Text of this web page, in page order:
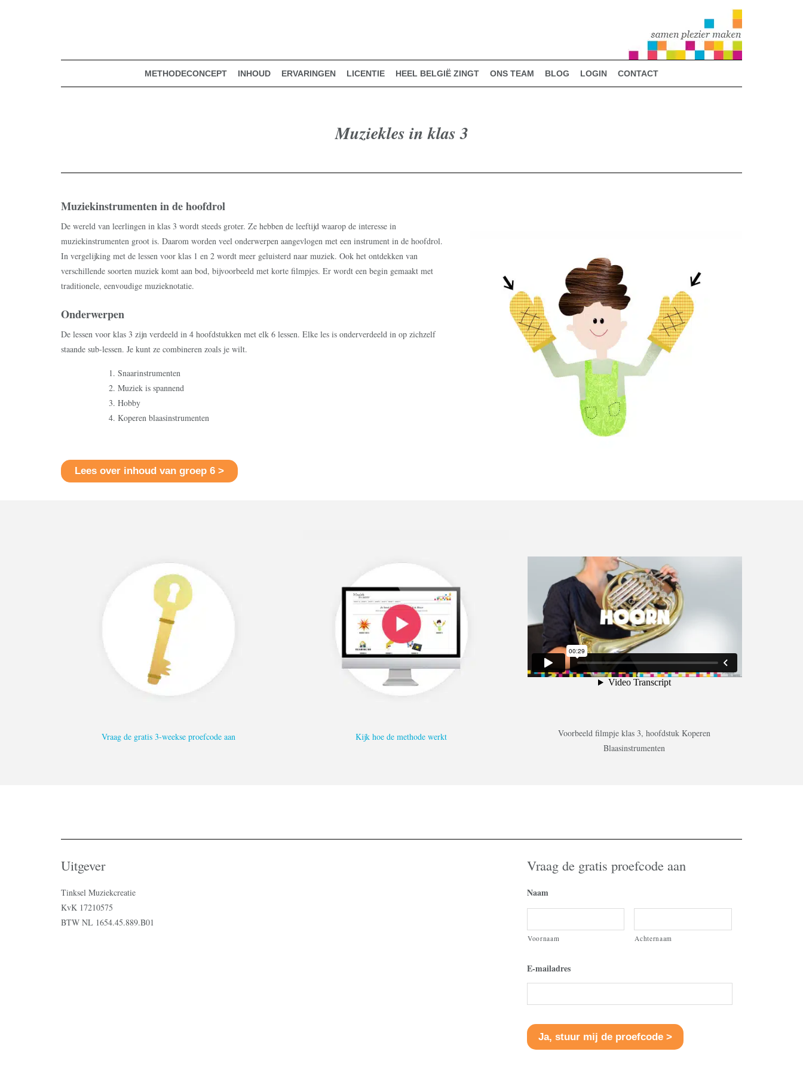
METHODECONCEPT INHOUD ERVARINGEN LICENTIE HEEL BELGIË ZINGT ONS TEAM BLOG LOGIN CONTACT
Muziekles in klas 3
Muziekinstrumenten in de hoofdrol
De wereld van leerlingen in klas 3 wordt steeds groter. Ze hebben de leeftijd waarop de interesse in
muziekinstrumenten groot is. Daarom worden veel onderwerpen aangevlogen met een instrument in de hoofdrol.
In vergelijking met de lessen voor klas 1 en 2 wordt meer geluisterd naar muziek. Ook het ontdekken van
verschillende soorten muziek komt aan bod, bijvoorbeeld met korte filmpjes. Er wordt een begin gemaakt met
traditionele, eenvoudige muzieknotatie.
Onderwerpen
De lessen voor klas 3 zijn verdeeld in 4 hoofdstukken met elk 6 lessen. Elke les is onderverdeeld in op zichzelf
staande sub-lessen. Je kunt ze combineren zoals je wilt.
Snaarinstrumenten
Muziek is spannend
Hobby
Koperen blaasinstrumenten
Lees over inhoud van groep 6 >
Vraag de gratis 3-weekse proefcode aan Kijk hoe de methode werkt
Voorbeeld filmpje klas 3, hoofdstuk Koperen
Blaasinstrumenten
Uitgever
Tinksel Muziekcreatie
KvK 17210575
BTW NL 1654.45.889.B01
Vraag de gratis proefcode aan
Naam
Voornaam Achternaam
E-mailadres